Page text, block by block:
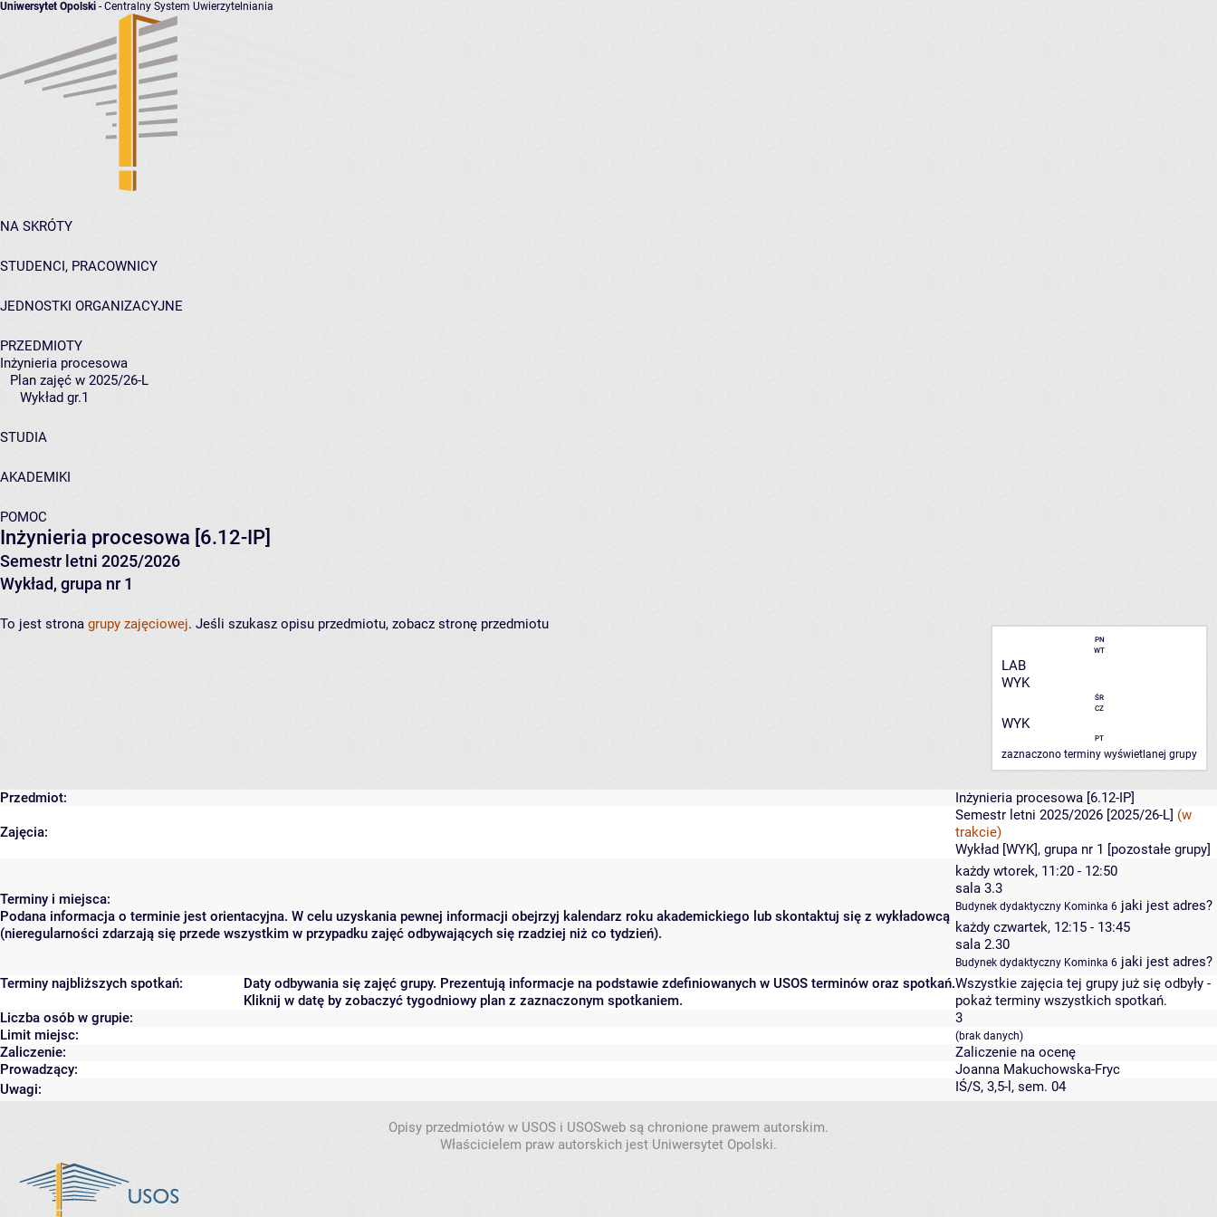
Uniwersytet Opolski - Centralny System Uwierzytelniania
NA SKRÓTY
STUDENCI, PRACOWNICY
JEDNOSTKI ORGANIZACYJNE
PRZEDMIOTY
Inżynieria procesowa
Plan zajęć w 2025/26-L
Wykład gr.1
STUDIA
AKADEMIKI
POMOC
Inżynieria procesowa [6.12-IP]
Semestr letni 2025/2026
Wykład, grupa nr 1
PN
WT
LAB
WYK
ŚR
CZ
WYK
PT
zaznaczono terminy wyświetlanej grupy
To jest strona grupy zajęciowej. Jeśli szukasz opisu przedmiotu, zobacz stronę przedmiotu
Przedmiot: Inżynieria procesowa [6.12-IP]
Zajęcia:
Semestr letni 2025/2026 [2025/26-L] (w
trakcie)
Wykład [WYK], grupa nr 1 [pozostałe grupy]
Terminy i miejsca:
Podana informacja o terminie jest orientacyjna. W celu uzyskania pewnej informacji obejrzyj kalendarz roku akademickiego lub skontaktuj się z wykładowcą
(nieregularności zdarzają się przede wszystkim w przypadku zajęć odbywających się rzadziej niż co tydzień).
każdy wtorek, 11:20 - 12:50
sala 3.3
Budynek dydaktyczny Kominka 6 jaki jest adres?
każdy czwartek, 12:15 - 13:45
sala 2.30
Budynek dydaktyczny Kominka 6 jaki jest adres?
Terminy najbliższych spotkań:
Daty odbywania się zajęć grupy. Prezentują informacje na podstawie zdefiniowanych w USOS terminów oraz spotkań.
Kliknij w datę by zobaczyć tygodniowy plan z zaznaczonym spotkaniem.
Wszystkie zajęcia tej grupy już się odbyły -
pokaż terminy wszystkich spotkań.
Liczba osób w grupie:
3
Limit miejsc:
(brak danych)
Zaliczenie:
Zaliczenie na ocenę
Prowadzący:
Joanna Makuchowska-Fryc
Uwagi:
IŚ/S, 3,5-l, sem. 04
Opisy przedmiotów w USOS i USOSweb są chronione prawem autorskim.
Właścicielem praw autorskich jest Uniwersytet Opolski.